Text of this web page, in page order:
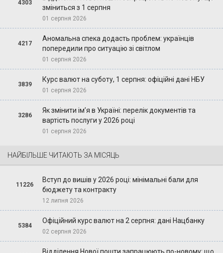
4303
зміниться з 1 серпня
01 серпня 2026
4217
Аномальна спека додасть проблем: українців
попередили про ситуацію зі світлом
01 серпня 2026
3839
Курс валют на суботу, 1 серпня: офіційні дані НБУ
01 серпня 2026
3286
Як змінити ім’я в Україні: перелік документів та
вартість послуги у 2026 році
01 серпня 2026
НАЙБІЛЬШЕ ЧИТАЮТЬ ЗА МІСЯЦЬ
11226
Вступ до вишів у 2026 році: мінімальні бали для
бюджету та контракту
12 липня 2026
5384
Офіційний курс валют на 2 серпня: дані Нацбанку
02 серпня 2026